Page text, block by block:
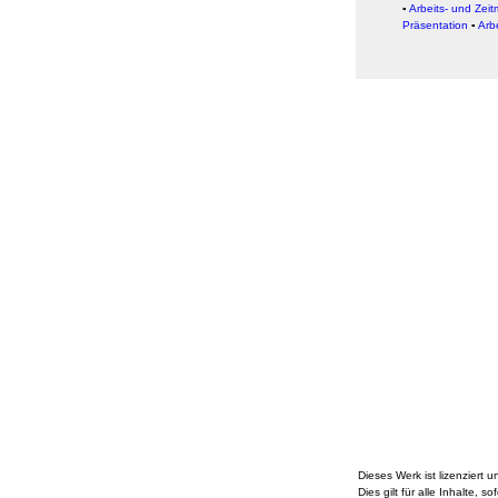
▪ Arbeits- und
Präsentation ▪
Dieses Werk ist lizenziert
Dies gilt für alle Inhalte,